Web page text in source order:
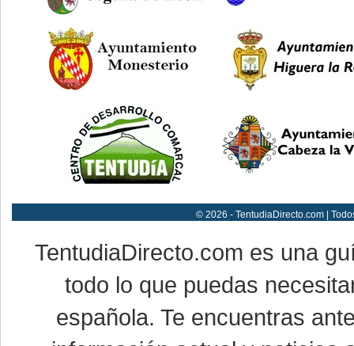
© 2026 - TentudiaDirecto.com |
TentudiaDirecto.com es una
todo lo que puedas
española. Te encuentras